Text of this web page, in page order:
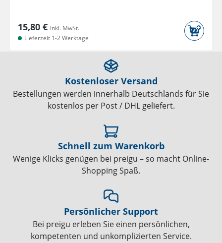
15,80 € inkl. MwSt.
Lieferzeit 1-2 Werktage
Kostenloser Versand
Bestellungen werden innerhalb Deutschlands für Sie
kostenlos per Post / DHL geliefert.
Schnell zum Warenkorb
Wenige Klicks genügen bei preigu – so macht Online-
Shopping Spaß.
Persönlicher Support
Bei preigu erleben Sie einen persönlichen,
kompetenten und unkomplizierten Service.